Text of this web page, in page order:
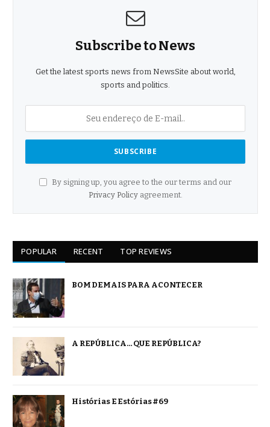
Subscribe to News
Get the latest sports news from NewsSite about world,
sports and politics.
By signing up, you agree to the our terms and our
Privacy Policyagreement.
POPULAR RECENT TOP REVIEWS
BOM DEMAIS PARA ACONTECER
A REPÚBLICA… QUE REPÚBLICA?
Histórias E Estórias #69